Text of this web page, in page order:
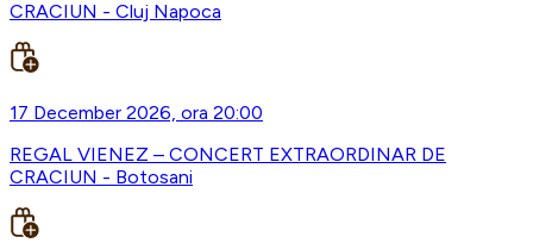
CRACIUN - Cluj Napoca
17 December 2026, ora 20:00
REGAL VIENEZ – CONCERT EXTRAORDINAR DE
CRACIUN - Botosani